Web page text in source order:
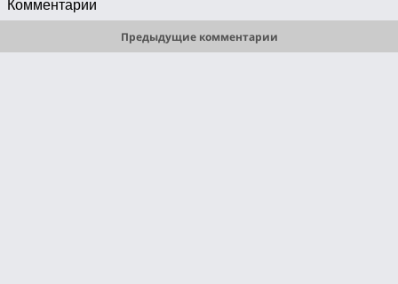
Комментарии
Предыдущие комментарии